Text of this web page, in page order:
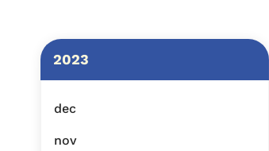
2023
dec
nov